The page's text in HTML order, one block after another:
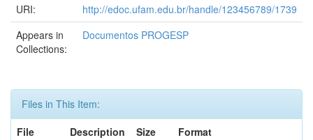
URI:
http://edoc.ufam.edu.br/handle/123456789/1739
Appears in
Collections:
Documentos PROGESP
Files in This Item:
File
Description Size
Format